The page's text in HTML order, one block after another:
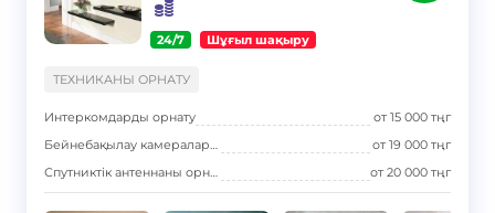
24/7 Шұғыл шақыру
ТЕХНИКАНЫ ОРНАТУ
Интеркомдарды орнату от15 000 тңг
Бейнебақылау камераларын орнату
от19 000 тңг
Спутниктік антеннаны орнату
от20 000 тңг